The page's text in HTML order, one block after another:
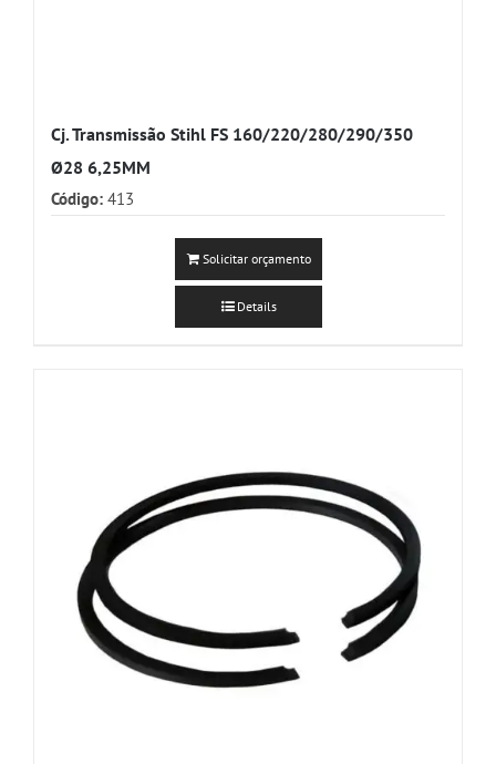
Cj. Transmissão Stihl FS 160/220/280/290/350
Ø28 6,25MM
Código: 413
Solicitar orçamento
Details